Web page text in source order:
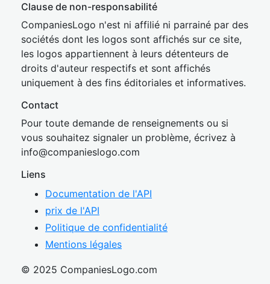
Clause de non-responsabilité
CompaniesLogo n'est ni affilié ni parrainé par des
sociétés dont les logos sont affichés sur ce site,
les logos appartiennent à leurs détenteurs de
droits d'auteur respectifs et sont affichés
uniquement à des fins éditoriales et informatives.
Contact
Pour toute demande de renseignements ou si
vous souhaitez signaler un problème, écrivez à
info@companieslogo.com
Liens
Documentation de l'API
prix de l'API
Politique de confidentialité
Mentions légales
© 2025 CompaniesLogo.com